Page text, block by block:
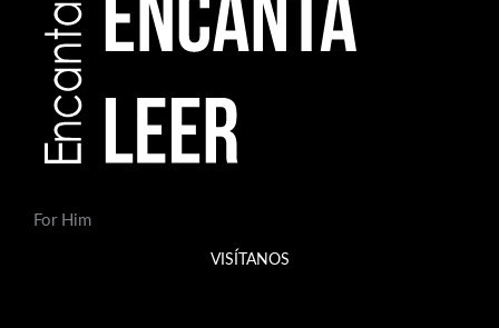
For Him
VISÍTANOS